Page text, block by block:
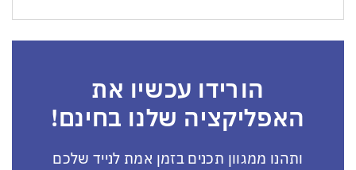
הורידו עכשיו את
האפליקציה שלנו בחינם!
ותהנו ממגוון תכנים בזמן אמת לנייד שלכם